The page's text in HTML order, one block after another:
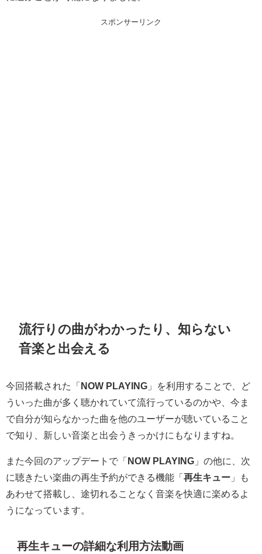
スポンサーリンク
流行りの曲がわかったり、知らない
音楽と出会える
今回搭載された「 NOW PLAYING 」を利用することで、ど
ういった曲が多く聴かれていて流行っているのかや、今ま
で自分が知らなかった曲を他のユーザーが聴いていること
で知り、新しい音楽と出会うきっかけにもなりますね。
また今回のアップデートで「 NOW PLAYING 」の他に、次
に聴きたい楽曲の再生予約ができる機能「 再生キュー 」も
あわせて搭載し、途切れることなく音楽を快適に楽めるよ
うになっています。
再生キューの詳細な利用方法動画